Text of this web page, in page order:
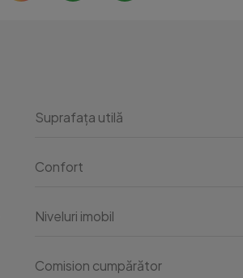
Suprafața utilă
Confort
Niveluri imobil
Comision cumpărător